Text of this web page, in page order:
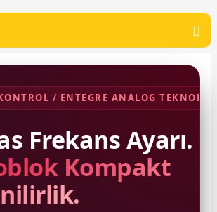
SIMATIC SAFETY
SIMATIC TIA PORTAL HMI Yazılımları
SIRIUS SAFETY
WinCC Unified Runtime Yazılımları
/ ENTEGRE ANALOG
Frekans Ayarı.
Kompakt